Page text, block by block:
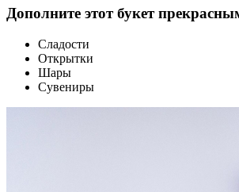
Дополните этот букет
Сладости
Открытки
Шары
Сувениры